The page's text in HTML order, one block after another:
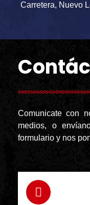
Carretera, Nuevo
Comunicate con
medios, o
formulario y nos